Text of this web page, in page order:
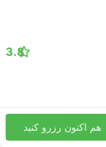
3.8
هم اکنون رزرو کنید